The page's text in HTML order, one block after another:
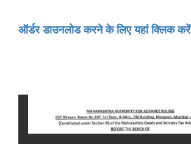
ऑर्डर डाउनलोड करने के लिए यहां क्लिक करें